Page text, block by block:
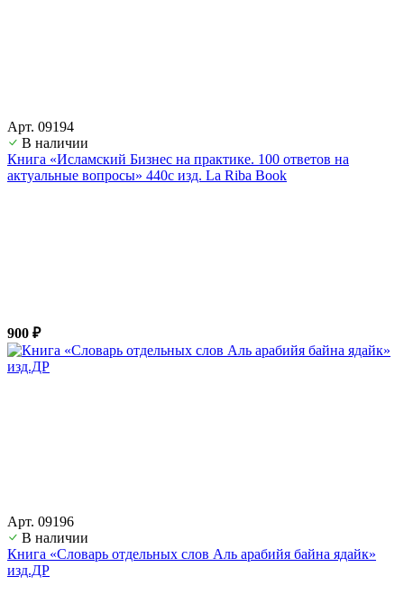
Арт. 09194
В наличии
Книга «Исламский Бизнес на практике. 100 ответов на
актуальные вопросы» 440с изд. La Riba Book
900 ₽
Арт. 09196
В наличии
Книга «Словарь отдельных слов Аль арабийя байна ядайк»
изд.ДР